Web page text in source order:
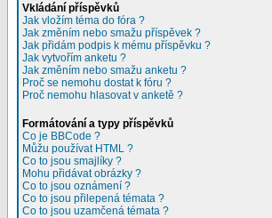
Vkládání příspěvků
Jak vložím téma do fóra ?
Jak změním nebo smažu příspěvek ?
Jak přidám podpis k mému příspěvku ?
Jak vytvořím anketu ?
Jak změním nebo smažu anketu ?
Proč se nemohu dostat k fóru ?
Proč nemohu hlasovat v anketě ?
Formátování a typy příspěvků
Co je BBCode ?
Můžu používat HTML ?
Co to jsou smajlíky ?
Mohu přidávat obrázky ?
Co to jsou oznámení ?
Co to jsou přilepená témata ?
Co to jsou uzamčená témata ?